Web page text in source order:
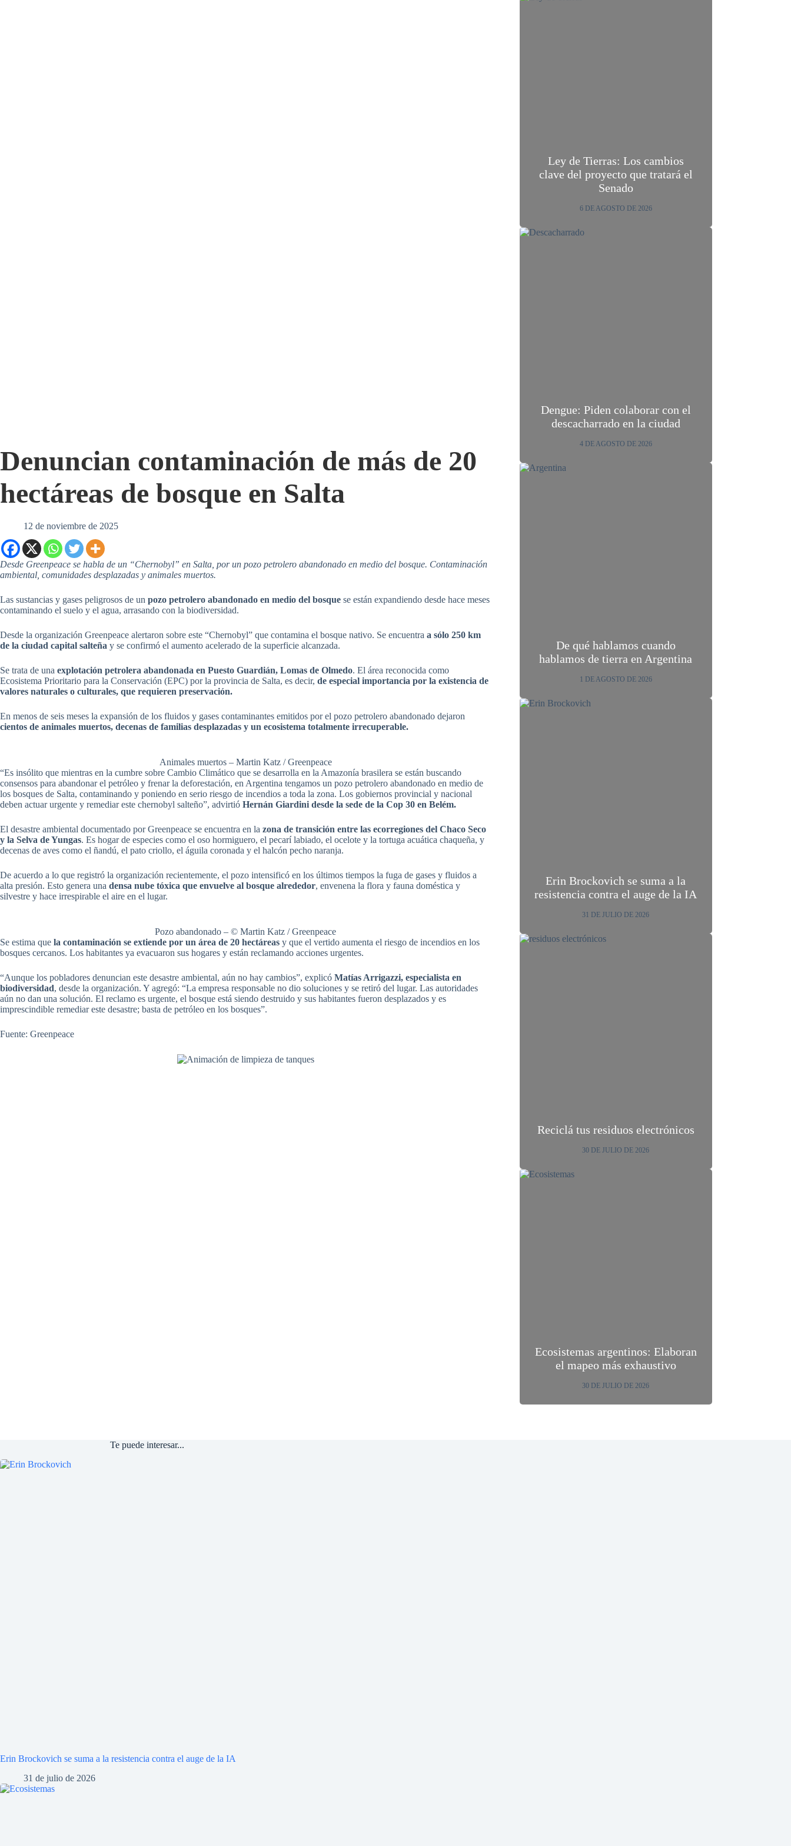
Denuncian contaminación de más de 20
hectáreas de bosque en Salta
12 de noviembre de 2025
Desde Greenpeace se habla de un “Chernobyl” en Salta, por un pozo petrolero abandonado en medio del bosque. Contaminación
ambiental, comunidades desplazadas y animales muertos.
Las sustancias y gases peligrosos de un pozo petrolero abandonado en medio del bosque se están expandiendo desde hace meses
contaminando el suelo y el agua, arrasando con la biodiversidad.
Desde la organización Greenpeace alertaron sobre este “Chernobyl” que contamina el bosque nativo. Se encuentra a sólo 250 km
de la ciudad capital salteña y se confirmó el aumento acelerado de la superficie alcanzada.
Se trata de una explotación petrolera abandonada en Puesto Guardián, Lomas de Olmedo. El área reconocida como
Ecosistema Prioritario para la Conservación (EPC) por la provincia de Salta, es decir, de especial importancia por la existencia de
valores naturales o culturales, que requieren preservación.
En menos de seis meses la expansión de los fluidos y gases contaminantes emitidos por el pozo petrolero abandonado dejaron
cientos de animales muertos, decenas de familias desplazadas y un ecosistema totalmente irrecuperable.
Animales muertos – Martin Katz / Greenpeace
“Es insólito que mientras en la cumbre sobre Cambio Climático que se desarrolla en la Amazonía brasilera se están buscando
consensos para abandonar el petróleo y frenar la deforestación, en Argentina tengamos un pozo petrolero abandonado en medio de
los bosques de Salta, contaminando y poniendo en serio riesgo de incendios a toda la zona. Los gobiernos provincial y nacional
deben actuar urgente y remediar este chernobyl salteño”, advirtió Hernán Giardini desde la sede de la Cop 30 en Belém.
El desastre ambiental documentado por Greenpeace se encuentra en la zona de transición entre las ecorregiones del Chaco Seco
y la Selva de Yungas. Es hogar de especies como el oso hormiguero, el pecarí labiado, el ocelote y la tortuga acuática chaqueña, y
decenas de aves como el ñandú, el pato criollo, el águila coronada y el halcón pecho naranja.
De acuerdo a lo que registró la organización recientemente, el pozo intensificó en los últimos tiempos la fuga de gases y fluidos a
alta presión. Esto genera una densa nube tóxica que envuelve al bosque alrededor, envenena la flora y fauna doméstica y
silvestre y hace irrespirable el aire en el lugar.
Pozo abandonado – © Martin Katz / Greenpeace
Se estima que la contaminación se extiende por un área de 20 hectáreas y que el vertido aumenta el riesgo de incendios en los
bosques cercanos. Los habitantes ya evacuaron sus hogares y están reclamando acciones urgentes.
“Aunque los pobladores denuncian este desastre ambiental, aún no hay cambios”, explicó Matías Arrigazzi, especialista en
biodiversidad, desde la organización. Y agregó: “La empresa responsable no dio soluciones y se retiró del lugar. Las autoridades
aún no dan una solución. El reclamo es urgente, el bosque está siendo destruido y sus habitantes fueron desplazados y es
imprescindible remediar este desastre; basta de petróleo en los bosques”.
Fuente: Greenpeace
Ley de Tierras: Los cambios
clave del proyecto que tratará el
Senado
6 DE AGOSTO DE 2026
Dengue: Piden colaborar con el
descacharrado en la ciudad
4 DE AGOSTO DE 2026
De qué hablamos cuando
hablamos de tierra en Argentina
1 DE AGOSTO DE 2026
Erin Brockovich se suma a la
resistencia contra el auge de la IA
31 DE JULIO DE 2026
Reciclá tus residuos electrónicos
30 DE JULIO DE 2026
Ecosistemas argentinos: Elaboran
el mapeo más exhaustivo
30 DE JULIO DE 2026
Te puede interesar...
Erin Brockovich se suma a la resistencia contra el auge de la IA
31 de julio de 2026